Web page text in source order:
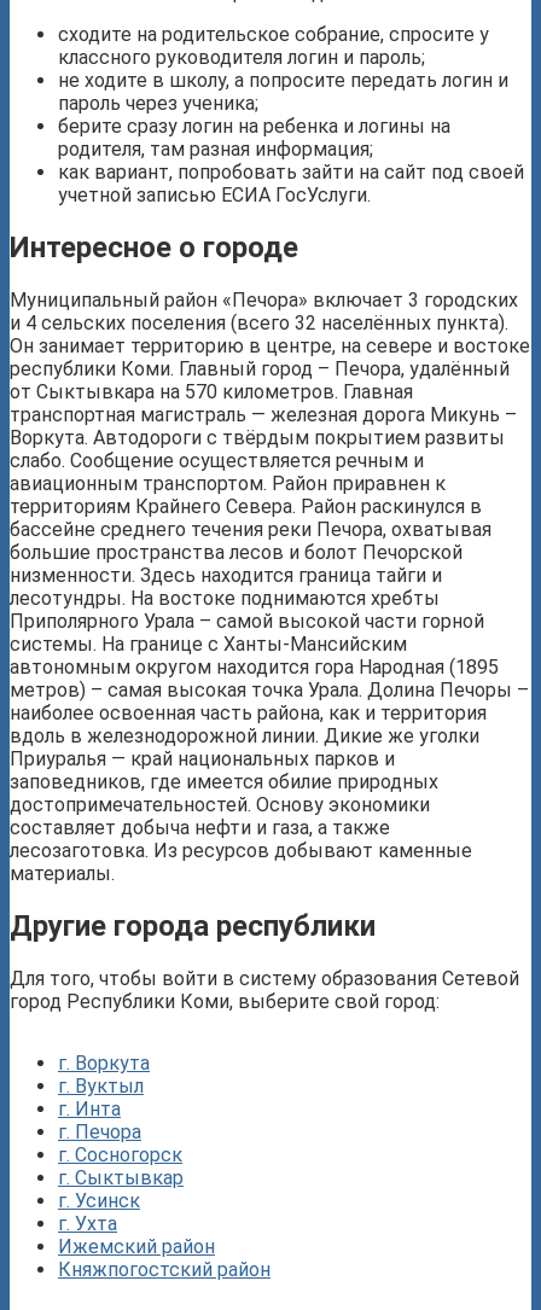
сходите на родительское собрание, спросите у
классного руководителя логин и пароль;
не ходите в школу, а попросите передать логин и
пароль через ученика;
берите сразу логин на ребенка и логины на
родителя, там разная информация;
как вариант, попробовать зайти на сайт под своей
учетной записью ЕСИА ГосУслуги.
Интересное о городе
Муниципальный район «Печора» включает 3 городских
и 4 сельских поселения (всего 32 населённых пункта).
Он занимает территорию в центре, на севере и востоке
республики Коми. Главный город – Печора, удалённый
от Сыктывкара на 570 километров. Главная
транспортная магистраль — железная дорога Микунь –
Воркута. Автодороги с твёрдым покрытием развиты
слабо. Сообщение осуществляется речным и
авиационным транспортом. Район приравнен к
территориям Крайнего Севера. Район раскинулся в
бассейне среднего течения реки Печора, охватывая
большие пространства лесов и болот Печорской
низменности. Здесь находится граница тайги и
лесотундры. На востоке поднимаются хребты
Приполярного Урала – самой высокой части горной
системы. На границе с Ханты-Мансийским
автономным округом находится гора Народная (1895
метров) – самая высокая точка Урала. Долина Печоры –
наиболее освоенная часть района, как и территория
вдоль в железнодорожной линии. Дикие же уголки
Приуралья — край национальных парков и
заповедников, где имеется обилие природных
достопримечательностей. Основу экономики
составляет добыча нефти и газа, а также
лесозаготовка. Из ресурсов добывают каменные
материалы.
Другие города республики
Для того, чтобы войти в систему образования Сетевой
город Республики Коми, выберите свой город:
г. Воркута
г. Вуктыл
г. Инта
г. Печора
г. Сосногорск
г. Сыктывкар
г. Усинск
г. Ухта
Ижемский район
Княжпогостский район